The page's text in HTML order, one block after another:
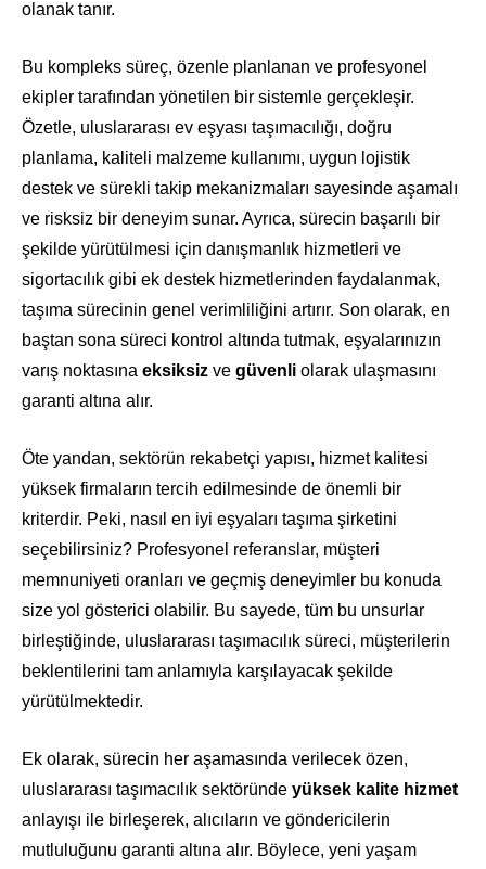
olanak tanır.
Bu kompleks süreç, özenle planlanan ve profesyonel
ekipler tarafından yönetilen bir sistemle gerçekleşir.
Özetle, uluslararası ev eşyası taşımacılığı, doğru
planlama, kaliteli malzeme kullanımı, uygun lojistik
destek ve sürekli takip mekanizmaları sayesinde aşamalı
ve risksiz bir deneyim sunar. Ayrıca, sürecin başarılı bir
şekilde yürütülmesi için danışmanlık hizmetleri ve
sigortacılık gibi ek destek hizmetlerinden faydalanmak,
taşıma sürecinin genel verimliliğini artırır. Son olarak, en
baştan sona süreci kontrol altında tutmak, eşyalarınızın
varış noktasına eksiksiz ve güvenli olarak ulaşmasını
garanti altına alır.
Öte yandan, sektörün rekabetçi yapısı, hizmet kalitesi
yüksek firmaların tercih edilmesinde de önemli bir
kriterdir. Peki, nasıl en iyi eşyaları taşıma şirketini
seçebilirsiniz? Profesyonel referanslar, müşteri
memnuniyeti oranları ve geçmiş deneyimler bu konuda
size yol gösterici olabilir. Bu sayede, tüm bu unsurlar
birleştiğinde, uluslararası taşımacılık süreci, müşterilerin
beklentilerini tam anlamıyla karşılayacak şekilde
yürütülmektedir.
Ek olarak, sürecin her aşamasında verilecek özen,
uluslararası taşımacılık sektöründe yüksek kalite hizmet
anlayışı ile birleşerek, alıcıların ve göndericilerin
mutluluğunu garanti altına alır. Böylece, yeni yaşam